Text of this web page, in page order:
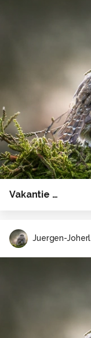
Vakantie …
Juergen-Joherl